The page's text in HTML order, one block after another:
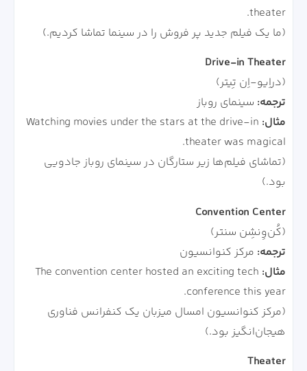
theater.
(ما یک فیلم جدید پر فروش را در سینما تماشا کردیم.)
Drive-in Theater
(دراِیو-اِن تِیتر)
ترجمه: سینمای روباز
مثال: Watching movies under the stars at the drive-in
theater was magical.
(تماشای فیلم‌ها زیر ستارگان در سینمای روباز جادویی
بود.)
Convention Center
(کُن‌وِنشِن سنتر)
ترجمه: مرکز کنوانسیون
مثال: The convention center hosted an exciting tech
conference this year.
(مرکز کنوانسیون امسال میزبان یک کنفرانس فناوری
هیجان‌انگیز بود.)
Theater